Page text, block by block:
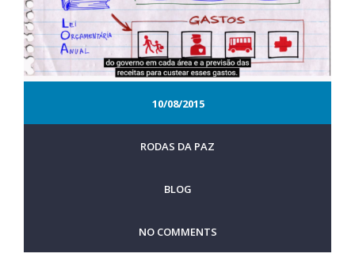
10/08/2015
RODAS DA PAZ
BLOG
NO COMMENTS